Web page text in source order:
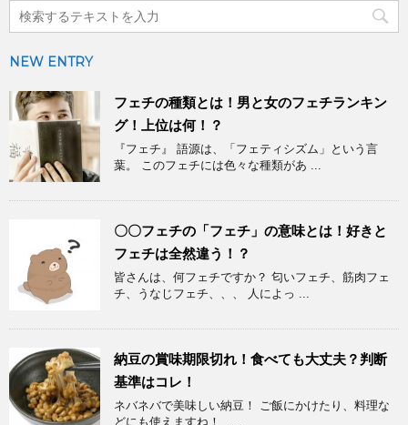
NEW ENTRY
フェチの種類とは！男と女のフェチランキン
グ！上位は何！？
『フェチ』 語源は、「フェティシズム」という言
葉。 このフェチには色々な種類があ ...
〇〇フェチの「フェチ」の意味とは！好きと
フェチは全然違う！？
皆さんは、何フェチですか？ 匂いフェチ、筋肉フェ
チ、うなじフェチ、、、 人によっ ...
納豆の賞味期限切れ！食べても大丈夫？判断
基準はコレ！
ネバネバで美味しい納豆！ ご飯にかけたり、料理な
どにも使えますね！ ...